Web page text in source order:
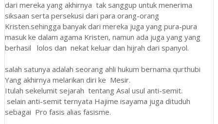
dari mereka yang akhirnya tak sanggup untuk menerima
siksaan serta persekusi dari para orang-orang
Kristen.sehingga banyak dari mereka juga yang pura-pura
masuk ke dalam agama Kristen, namun ada juga yang yang
berhasil lolos dan nekat keluar dan hijrah dari spanyol.
salah satunya adalah seorang ahli hukum bernama qurthubi
Yang akhirnya melarikan diri ke Mesir.
Itulah sekelumit sejarah tentang Asal usul anti-semit.
selain anti-semit ternyata Hajime isayama juga dituduh
sebagai Pro fasis alias fasisme.